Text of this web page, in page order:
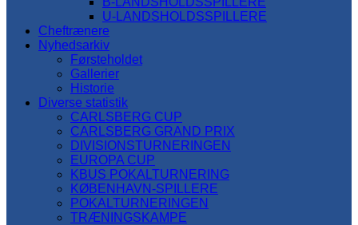
U-LANDSHOLDSSPILLERE
Cheftrænere
Nyhedsarkiv
Førsteholdet
Gallerier
Historie
Diverse statistik
CARLSBERG CUP
CARLSBERG GRAND PRIX
DIVISIONSTURNERINGEN
EUROPA CUP
KBUS POKALTURNERING
KØBENHAVN-SPILLERE
POKALTURNERINGEN
TRÆNINGSKAMPE